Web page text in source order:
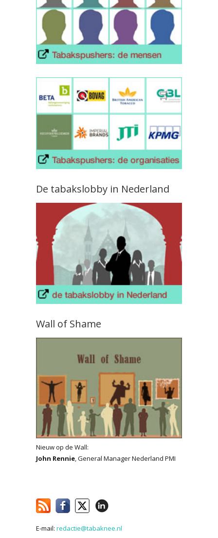
De tabakslobby in Nederland
Wall of Shame
Nieuw op de Wall:
John Rennie, General Manager Nederland PMI
E-mail: redactie@tabaknee.nl